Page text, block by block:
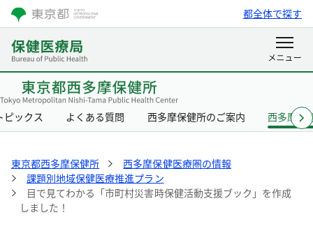
都全体で探す
ピックス よくある質問 西多摩保健所のご案内 西多摩保
東京都西多摩保健所
西多摩保健医療圏の情報
課題別地域保健医療推進プラン
目で見てわかる「市町村災害時保健活動支援ブック」を作成
しました！